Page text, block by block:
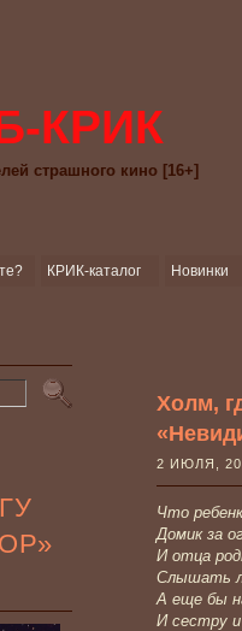
КРИК
страшного кино [16+]
КРИК-каталог Новинки
Холм,
2 ИЮЛЯ,
Что
Домик за
И отца
Слышать
А еще бы
И сестру